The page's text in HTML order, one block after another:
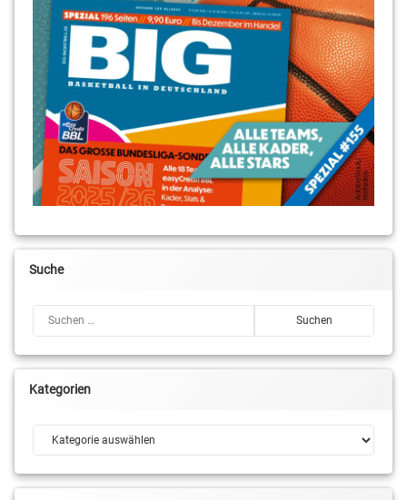
Suche
Kategorien
Kategorien